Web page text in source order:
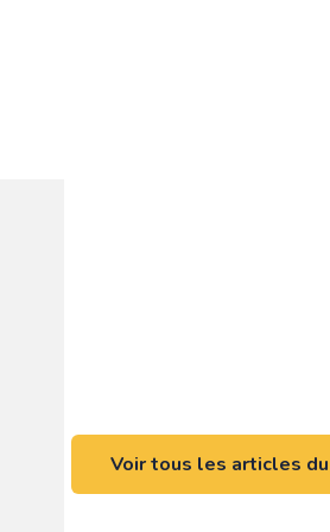
Voir tous les articles